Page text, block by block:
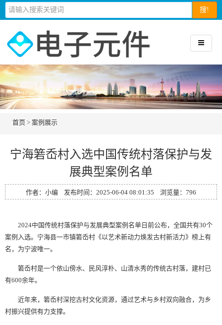
搜!
首页 > 案例展示
宁海箬岙村入选中国传统村落保护与发
展典型案例名单
作者：小编 发布时间：2025-06-04 08:01:35 浏览量： 796
2024中国传统村落保护与发展典型案例名单日前公布，全国共有30个
案例入选。宁海县一市镇箬岙村《以艺术新动力焕发古村新活力》榜上有
名，为宁波唯一。
箬岙村是一个依山傍水、民风淳朴、山清水秀的传统古村落，建村已
有600余年。
近年来，箬岙村深挖古村文化资源，通过艺术与乡村双向融合，为乡
村振兴提供有力支撑。